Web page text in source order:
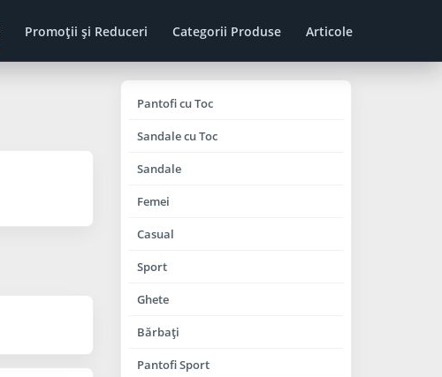
Promoţii şi Reduceri Categorii Produse Articole
Pantofi cu Toc
Sandale cu Toc
Sandale
Femei
Casual
Sport
Ghete
Bărbaţi
Pantofi Sport